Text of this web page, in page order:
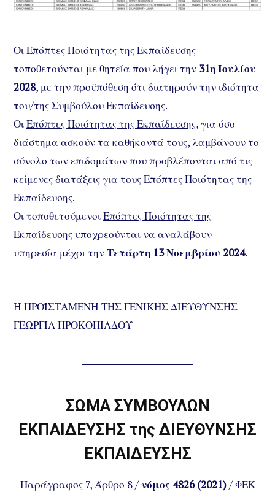
ΟιΕπόπτες Ποιότητας της Εκπαίδευσης
τοποθετούνται με θητεία που λήγει την 31η Ιουλίου
2028, με την προϋπόθεση ότι διατηρούν την ιδιότητα
του/της Συμβούλου Εκπαίδευσης.
ΟιΕπόπτες Ποιότητας της Εκπαίδευσης, για όσο
διάστημα ασκούν τα καθήκοντά τους, λαμβάνουν το
σύνολο των επιδομάτων που προβλέπονται από τις
κείμενες διατάξεις για τους Επόπτες Ποιότητας της
Εκπαίδευσης.
Οι τοποθετούμενοιΕπόπτες Ποιότητας της
Εκπαίδευσηςυποχρεούνται να αναλάβουν
υπηρεσία μέχρι τηνΤετάρτη 13 Νοεμβρίου 2024.
H ΠΡΟΪΣΤΑΜΕΝH ΤΗΣ ΓΕΝΙΚΗΣ ΔΙΕΥΘΥΝΣΗΣ
ΓΕΩΡΓΙΑ ΠΡΟΚΟΠΙΑΔΟΥ
ΣΩΜΑ ΣΥΜΒΟΥΛΩΝ
ΕΚΠΑΙΔΕΥΣΗΣ της ΔΙΕΥΘΥΝΣΗΣ
ΕΚΠΑΙΔΕΥΣΗΣ
Παράγραφος 7, Άρθρο 8 /νόμος 4826 (2021)/ ΦΕΚ